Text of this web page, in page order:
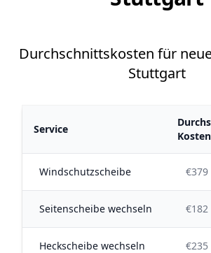
Durchschnittskosten für
Stuttgart
Service
Kosten
Windschutzscheibe €379
Seitenscheibe wechseln €182
Heckscheibe wechseln €235